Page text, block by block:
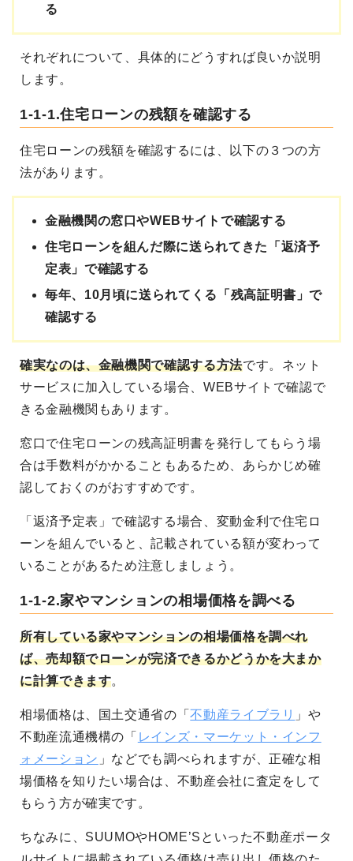
る
それぞれについて、具体的にどうすれば良いか説明
します。
1-1-1.住宅ローンの残額を確認する
住宅ローンの残額を確認するには、以下の３つの方
法があります。
金融機関の窓口やWEBサイトで確認する
住宅ローンを組んだ際に送られてきた「返済予
定表」で確認する
毎年、10月頃に送られてくる「残高証明書」で
確認する
確実なのは、金融機関で確認する方法です。ネット
サービスに加入している場合、WEBサイトで確認で
きる金融機関もあります。
窓口で住宅ローンの残高証明書を発行してもらう場
合は手数料がかかることもあるため、あらかじめ確
認しておくのがおすすめです。
「返済予定表」で確認する場合、変動金利で住宅ロ
ーンを組んでいると、記載されている額が変わって
いることがあるため注意しましょう。
1-1-2.家やマンションの相場価格を調べる
所有している家やマンションの相場価格を調べれ
ば、売却額でローンが完済できるかどうかを大まか
に計算できます。
相場価格は、国土交通省の「不動産ライブラリ 」や
不動産流通機構の「 レインズ・マーケット・インフ
ォメーション 」などでも調べられますが、正確な相
場価格を知りたい場合は、不動産会社に査定をして
もらう方が確実です。
ちなみに、SUUMOやHOME’Sといった不動産ポータ